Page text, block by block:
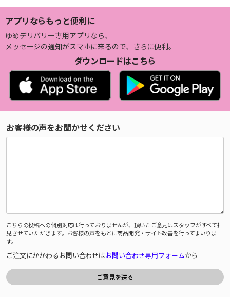
アプリならもっと便利に
ゆめデリバリー専用アプリなら、
メッセージの通知がスマホに来るので、さらに便利。
ダウンロードはこちら
お客様の声をお聞かせください
こちらの投稿への個別対応は行っておりませんが、頂いたご意見はスタッフがすべて拝
見させていただきます。お客様の声をもとに商品開発・サイト改善を行ってまいりま
す。
ご注文にかかわるお問い合わせはお問い合わせ専用フォームから